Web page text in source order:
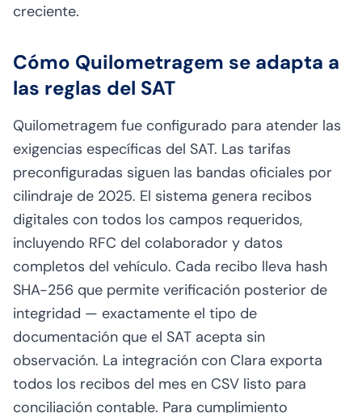
creciente.
Cómo Quilometragem se adapta a
las reglas del SAT
Quilometragem fue configurado para atender las
exigencias específicas del SAT. Las tarifas
preconfiguradas siguen las bandas oficiales por
cilindraje de 2025. El sistema genera recibos
digitales con todos los campos requeridos,
incluyendo RFC del colaborador y datos
completos del vehículo. Cada recibo lleva hash
SHA-256 que permite verificación posterior de
integridad — exactamente el tipo de
documentación que el SAT acepta sin
observación. La integración con Clara exporta
todos los recibos del mes en CSV listo para
conciliación contable. Para cumplimiento